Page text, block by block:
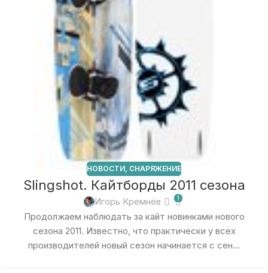
НОВОСТИ СНАРЯЖЕНИЕ
Slingshot. Кайтборды 2011 сезона
Игорь Кремнёв 1
Продолжаем наблюдать за кайт новинками нового
сезона 2011. Известно, что практически у всех
производителей новый сезон начинается с сен...